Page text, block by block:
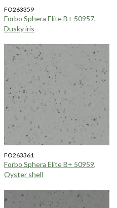
FO263359
Forbo Sphera Elite B+ 50957,
Dusky iris
FO263361
Forbo Sphera Elite B+ 50959,
Oyster shell